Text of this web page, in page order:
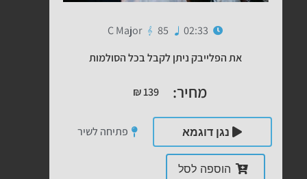
02:33
85
C Major
את הפלייבק ניתן לקבל בכל הסולמות
מחיר: ₪139
נגן דוגמא פתיחה לשיר
הוספה לסל